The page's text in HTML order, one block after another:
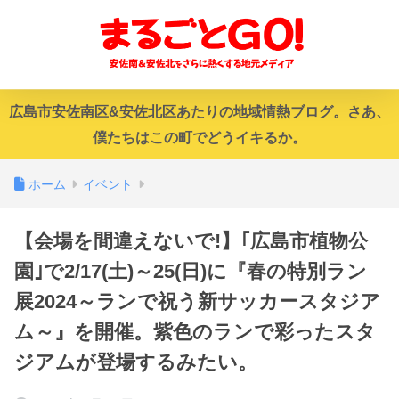
広島市安佐南区&安佐北区あたりの地域情熱ブログ。さあ、
僕たちはこの町でどうイキるか。
ホーム イベント
【会場を間違えないで!】｢広島市植物公
園｣で2/17(土)～25(日)に『春の特別ラン
展2024～ランで祝う新サッカースタジア
ム～』を開催。紫色のランで彩ったスタ
ジアムが登場するみたい。